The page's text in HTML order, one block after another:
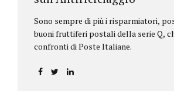
Sono sempre di più i risparmiatori,
buoni fruttiferi postali della serie Q,
confronti di Poste Italiane.